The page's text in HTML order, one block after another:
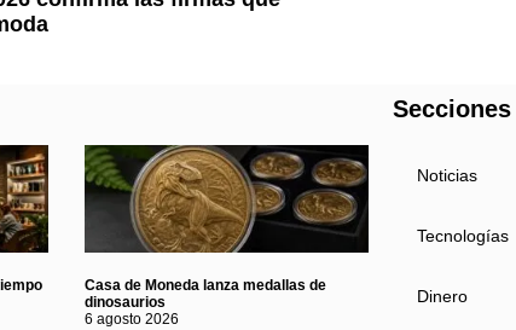
Casa de Moneda lanza medallas de
dinosaurios
6 agosto 2026
Secciones
Noticias
Tecnologías
Dinero